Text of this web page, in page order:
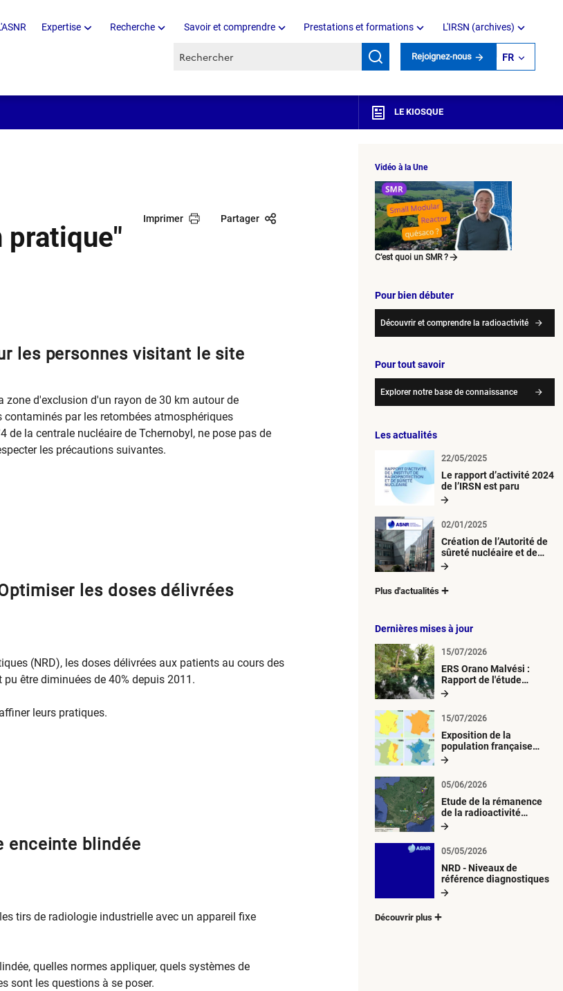
Expertise Recherche Savoir et comprendre Prestations et formations L'IRSN (archives)
Recherche par mots clés Rejoignez-nous FR
LE KIOSQUE
Imprimer Partager
pratique"
les personnes visitant le site
zone d'exclusion d'un rayon de 30 km autour de
par les retombées atmosphériques
de la centrale nucléaire de Tchernobyl, ne pose pas de
les précautions suivantes.
les doses délivrées
(NRD), les doses délivrées aux patients au cours des
être diminuées de 40% depuis 2011.
leurs pratiques.
enceinte blindée
tirs de radiologie industrielle avec un appareil fixe
quelles normes appliquer, quels systèmes de
sont les questions à se poser.
Vidéo à la Une
C’est quoi un SMR ?
Pour bien débuter
Découvrir et comprendre la radioactivité
Pour tout savoir
Explorer notre base de connaissance
Les actualités
Le rapport d’activité 2024
de l’IRSN est paru
22/05/2025
Création de l’Autorité de
sûreté nucléaire et de
radioprotection (ASNR)
02/01/2025
Plus d'actualités
Dernières mises à jour
ERS Orano Malvési :
Rapport de l'étude
radiologique du milieu
15/07/2026
Exposition de la
population française
métropolitaine aux
atmosphériques
radioactives depuis 1945
15/07/2026
Etude de la rémanence
de la radioactivité
d’origine artificielle
05/06/2026
NRD - Niveaux de
référence diagnostiques
05/05/2026
Découvrir plus